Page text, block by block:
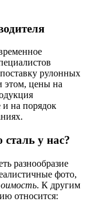
рулонных
этом, цены на
и на порядок
у нас?
разнообразие
фото,
. К другим
относится: